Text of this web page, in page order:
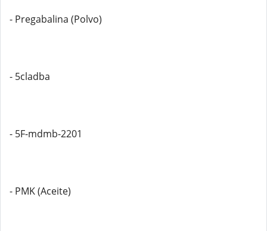
- Pregabalina (Polvo)
- 5cladba
- 5F-mdmb-2201
- PMK (Aceite)